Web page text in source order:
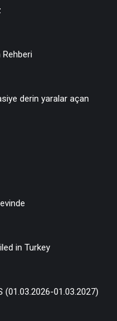
derin yaralar açan
in Turkey
01.03.2027)